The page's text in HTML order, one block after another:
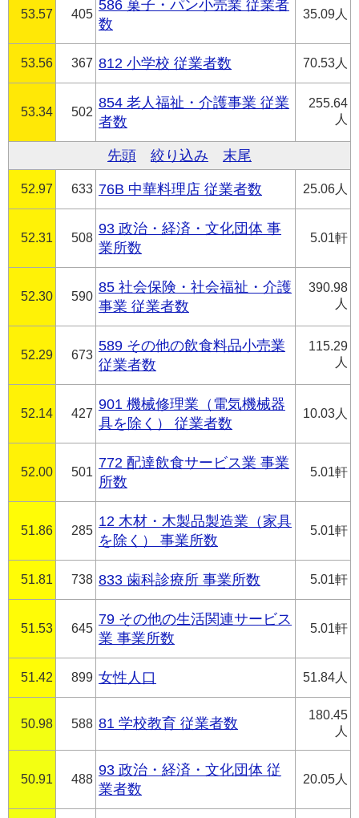
53.57 405
586 菓子・パン小売業 従業者
数
35.09人
53.56 367 812 小学校 従業者数 70.53人
53.34 502
854 老人福祉・介護事業 従業
者数
255.64
人
先頭 絞り込み 末尾
52.97 633 76B 中華料理店 従業者数 25.06人
52.31 508
93 政治・経済・文化団体 事
業所数
5.01軒
52.30 590
85 社会保険・社会福祉・介護
事業 従業者数
390.98
人
52.29 673
589 その他の飲食料品小売業
従業者数
115.29
人
52.14 427
901 機械修理業（電気機械器
具を除く） 従業者数
10.03人
52.00 501
772 配達飲食サービス業 事業
所数
5.01軒
51.86 285
12 木材・木製品製造業（家具
を除く） 事業所数
5.01軒
51.81 738 833 歯科診療所 事業所数 5.01軒
51.53 645
79 その他の生活関連サービス
業 事業所数
5.01軒
51.42 899 女性人口 51.84人
50.98 588 81 学校教育 従業者数
180.45
人
50.91 488
93 政治・経済・文化団体 従
業者数
20.05人